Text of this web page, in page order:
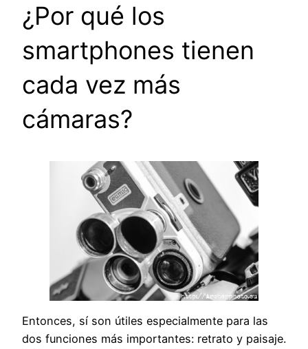
¿Por qué los
smartphones tienen
cada vez más
cámaras?
Entonces, sí son útiles especialmente para las
dos funciones más importantes: retrato y paisaje.